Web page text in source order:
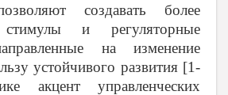
создавать более
стимулы и регуляторные
на изменение
устойчивого развития [1-
акцент управленческих